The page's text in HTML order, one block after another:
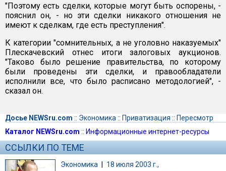
"Поэтому есть сделки, которые могут быть оспорены, -
пояснил он, - но эти сделки никакого отношения не
имеют к сделкам, где есть преступления".
К категории "сомнительных, а не уголовно наказуемых"
Плескачевский отнес итоги залоговых аукционов.
"Таково было решение правительства, по которому
были проведены эти сделки, и правообладатели
исполнили все, что было расписано методологией", -
сказал он.
Досье NEWSru.com :: Экономика :: Приватизация :: Пересмотр
Каталог NEWSru.com :: Информационные интернет-ресурсы
ССЫЛКИ ПО ТЕМЕ
Экономика | 18 июля 2003 г.,